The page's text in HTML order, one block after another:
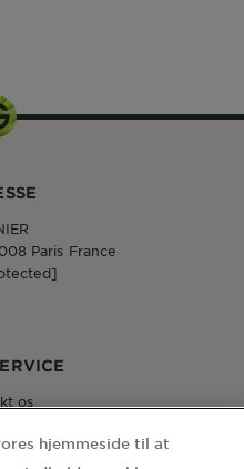
os
Paris France
hjemmeside til at